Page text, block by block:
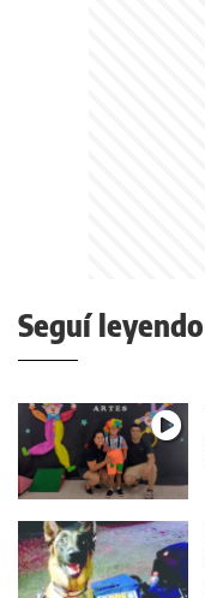
Seguí leyendo